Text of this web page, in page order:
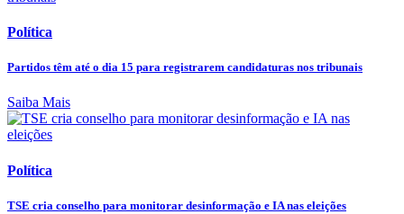
Política
Partidos têm até o dia 15 para registrarem candidaturas nos tribunais
Saiba Mais
Política
TSE cria conselho para monitorar desinformação e IA nas eleições